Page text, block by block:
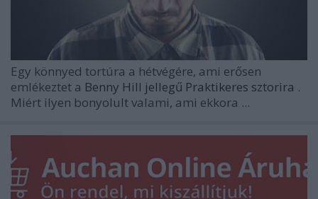
Egy könnyed tortúra a hétvégére, ami erősen
emlékeztet a Benny Hill jellegű Praktikeres sztorira .
Miért ilyen bonyolult valami, ami ekkora ...